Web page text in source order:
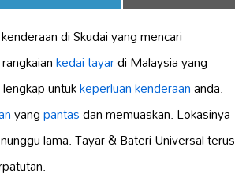
di Skudai yang mencari
kedai tayardi Malaysia yang
untukkeperluan kenderaananda.
yangpantasdan memuaskan. Lokasinya
lama. Tayar & Bateri Universal terus